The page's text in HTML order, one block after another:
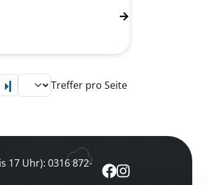
Letzte SeiteTreffer pro Seite
17 Uhr): 0316 872-